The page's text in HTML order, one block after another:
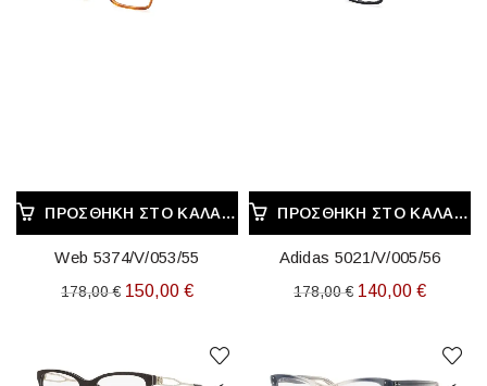
ΠΡΟΣΘΉΚΗ ΣΤΟ ΚΑΛΆΘΙ
Web 5374/V/053/55
178,00€ Original
178,00 €.
150,00 €Η
τιμή
είναι:
ΠΡΟΣΘΉΚΗ ΣΤΟ ΚΑΛΆΘΙ
Adidas 5021/V/005/56
178,00€ Original
140,00 €Η
τιμή
είναι: